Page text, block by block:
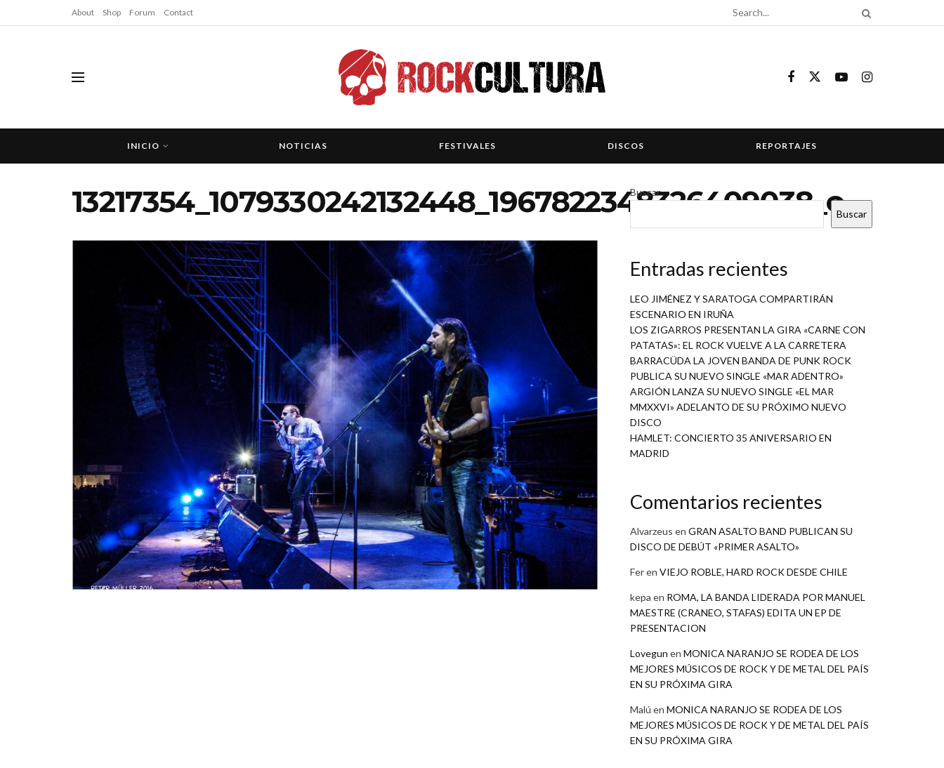
About Shop Forum Contact
INICIO NOTICIAS FESTIVALES DISCOS REPORTAJES
13217354_1079330242132448_1967822348326409038_o
Buscar
Buscar
Entradas recientes
LEO JIMÉNEZ Y SARATOGA COMPARTIRÁN
ESCENARIO EN IRUÑA
LOS ZIGARROS PRESENTAN LA GIRA «CARNE CON
PATATAS»: EL ROCK VUELVE A LA CARRETERA
BARRACÜDA LA JOVEN BANDA DE PUNK ROCK
PUBLICA SU NUEVO SINGLE «MAR ADENTRO»
ARGIÓN LANZA SU NUEVO SINGLE «EL MAR
MMXXVI» ADELANTO DE SU PRÓXIMO NUEVO
DISCO
HAMLET: CONCIERTO 35 ANIVERSARIO EN
MADRID
Comentarios recientes
Alvarzeus en GRAN ASALTO BAND PUBLICAN SU
DISCO DE DEBÚT «PRIMER ASALTO»
Feren VIEJO ROBLE, HARD ROCK DESDE CHILE
kepa en ROMA, LA BANDA LIDERADA POR MANUEL
MAESTRE (CRANEO, STAFAS) EDITA UN EP DE
PRESENTACION
Lovegun en MONICA NARANJO SE RODEA DE LOS
MEJORES MÚSICOS DE ROCK Y DE METAL DEL PAÍS
EN SU PRÓXIMA GIRA
Malú en MONICA NARANJO SE RODEA DE LOS
MEJORES MÚSICOS DE ROCK Y DE METAL DEL PAÍS
EN SU PRÓXIMA GIRA